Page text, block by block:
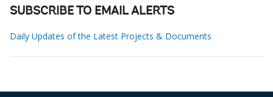
SUBSCRIBE TO EMAIL ALERTS
Daily Updates of the Latest Projects & Documents